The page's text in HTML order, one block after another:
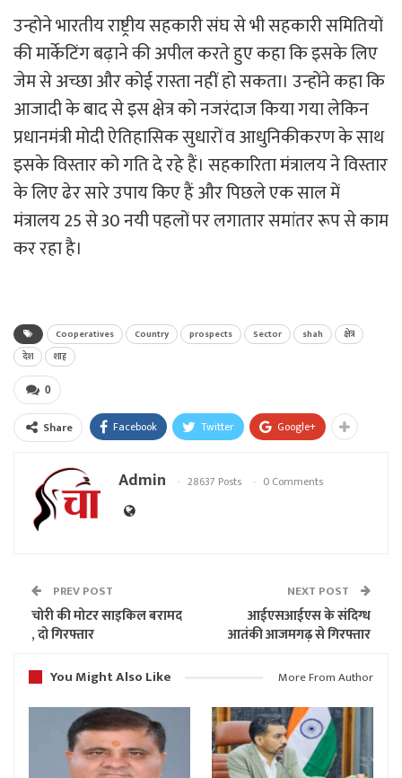
उन्होने भारतीय राष्ट्रीय सहकारी संघ से भी सहकारी समितियों
की मार्केटिंग बढ़ाने की अपील करते हुए कहा कि इसके लिए
जेम से अच्छा और कोई रास्ता नहीं हो सकता। उन्होंने कहा कि
आजादी के बाद से इस क्षेत्र को नजरंदाज किया गया लेकिन
प्रधानमंत्री मोदी ऐतिहासिक सुधारों व आधुनिकीकरण के साथ
इसके विस्तार को गति दे रहे हैं। सहकारिता मंत्रालय ने विस्तार
के लिए ढेर सारे उपाय किए हैं और पिछले एक साल में
मंत्रालय 25 से 30 नयी पहलों पर लगातार समांतर रूप से काम
कर रहा है।
Cooperatives Country prospects Sector shah
क्षेत्र
देश
शाह
0
Share Facebook Twitter Google+
Admin 28637 Posts 0 Comments
PREV POST
चोरी की मोटर साइकिल बरामद
, दो गिरफ्तार
NEXT POST
आईएसआईएस के संदिग्ध
आतंकी आजमगढ़ से गिरफ्तार
You Might Also Like
More From Author